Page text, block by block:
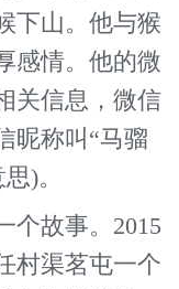
下山。他与猴
感情。他的微
关信息，微信
昵称叫“马骝
)。
故事。2015
村渠茗屯一个